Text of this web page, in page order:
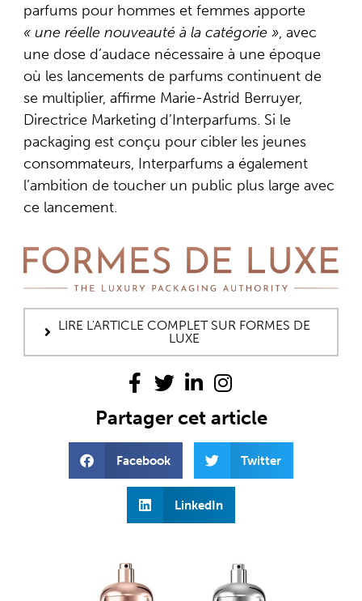
parfums pour hommes et femmes apporte
« une réelle nouveauté à la catégorie », avec
une dose d’audace nécessaire à une époque
où les lancements de parfums continuent de
se multiplier, affirme Marie-Astrid Berruyer,
Directrice Marketing d’Interparfums. Si le
packaging est conçu pour cibler les jeunes
consommateurs, Interparfums a également
l’ambition de toucher un public plus large avec
ce lancement.
LIRE L'ARTICLE COMPLET SUR FORMES DE
LUXE
Partager cet article
Facebook Twitter
LinkedIn